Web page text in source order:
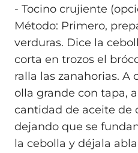
- Tocino crujiente
Método: Primero,
verduras. Dice la
corta en trozos el
ralla las zanahorias. A
olla grande con tapa,
cantidad de aceite de
dejando que se
la cebolla y déjala